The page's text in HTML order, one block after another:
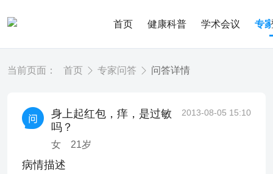
首页 健康科普 学术会议 专
当前页面： 首页 专家问答 问答详情
身上起红包，痒，是过敏
吗？
女 21岁
2013-08-05 15:10
病情描述